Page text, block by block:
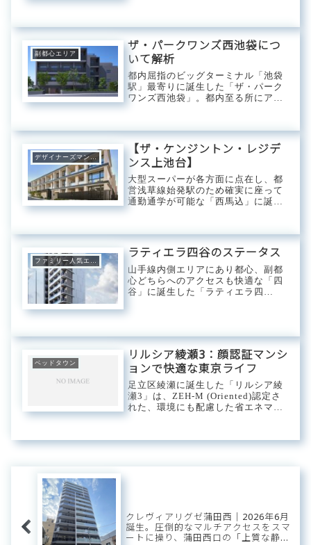
ヒット商品などが生まれています。
昔から変わらない物や新たに生まれ
変わり世に出る物など...
副都心エリア
ザ・パークワンズ西池袋につ
いて解析
都内屈指のビッグターミナル「池袋
駅」最寄りに誕生した「ザ・パーク
ワンズ西池袋」。都内至る所にアク
ち、映画館や水族館など娯楽施設も
充実。秋葉原に負けず劣らずのヲタ
クの聖地へと発展...
デザイナーズマンション
【ザ・ケンジントン・レジデ
ンス上池台】
大型スーパーが各方面に点在し、都
営浅草線始発駅のため確実に座って
通勤通学が可能な「西馬込」に誕生
2LDKと3LDKタイプのファミリー向
け住戸から構成され、100㎡を超え
る広々とし...
ファミリー人気エリア
ラティエラ四谷のステータス
山手線内側エリアにあり都心、副都
心どちらへのアクセスも快適な「四
谷」に誕生した「ラティエラ四
飲食店が集まり賑を見せています。
【マンションについて...
ベッドタウン
リルシア綾瀬3：顔認証マンシ
ョンで快適な東京ライフ
足立区綾瀬に誕生した「リルシア綾
瀬3」は、ZEH-M (Oriented)認定さ
れた、環境にも配慮した省エネマン
活をサポートします。住みやすさと
クレヴィアリグゼ蒲田西｜2026年6月
誕生。圧倒的なマルチアクセスをスマ
ートに操り、蒲田西口の「上質な静